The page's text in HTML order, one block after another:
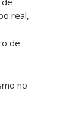
real,
de
no